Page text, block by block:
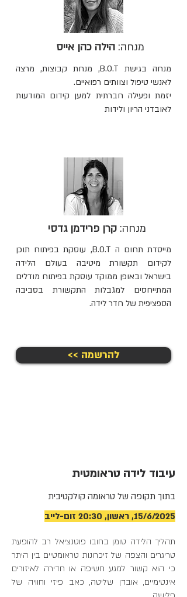
מנחה: הילה כהן אייס
מנחה בגישת B.O.T, מנחת קבוצות, מרצה
לאנשי טיפול וצוותים רפואיים.
יזמת ופעילה חברתית למען קידום המודעות
לאובדני הריון ולידות
מנחה: קרן פרידמן גדסי
מייסדת תחום ה B.O.T, עוסקת בפיתוח תוכן
לקידום תקשורת מיטיבה בעולם הלידה
בישראל ובאופן ממוקד עוסקת בפיתוח מודלים
המתייחסים למגבלות התקשורת בסביבה
הספציפית של חדר לידה.
<< להרשמה
עיבוד לידה טראומטית
בתוך תקופה של טראומה קולקטיבית
15/6/2025, ראשון, 20:30 זום-לייב
תהליך הלידה טומן בחובו פוטנציאל רב להופעת
טריגרים והצפה של זיכרונות טראומטיים בין היתר
כי הוא קשור למגע חשיפה או חדירה לאיזורים
אינטימיים, אובדן שליטה, כאב פיזי וחוויה של